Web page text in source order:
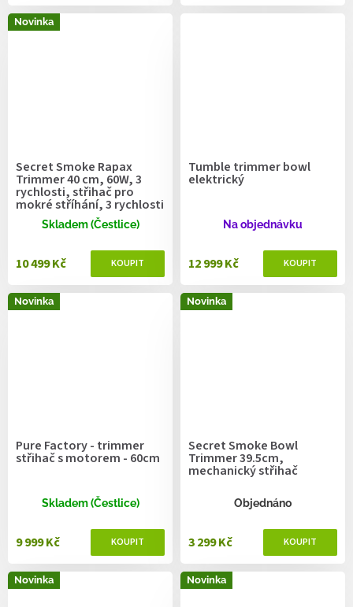
Novinka
Secret Smoke Rapax
Trimmer 40 cm, 60W, 3
rychlosti, střihač pro
mokré stříhání, 3 rychlosti
Skladem (Čestlice)
10 499 Kč
Tumble trimmer bowl
elektrický
Na objednávku
12 999 Kč
Novinka
Pure Factory - trimmer
střihač s motorem - 60cm
Skladem (Čestlice)
9 999 Kč
Novinka
Secret Smoke Bowl
Trimmer 39.5cm,
mechanický střihač
Objednáno
3 299 Kč
Novinka Novinka